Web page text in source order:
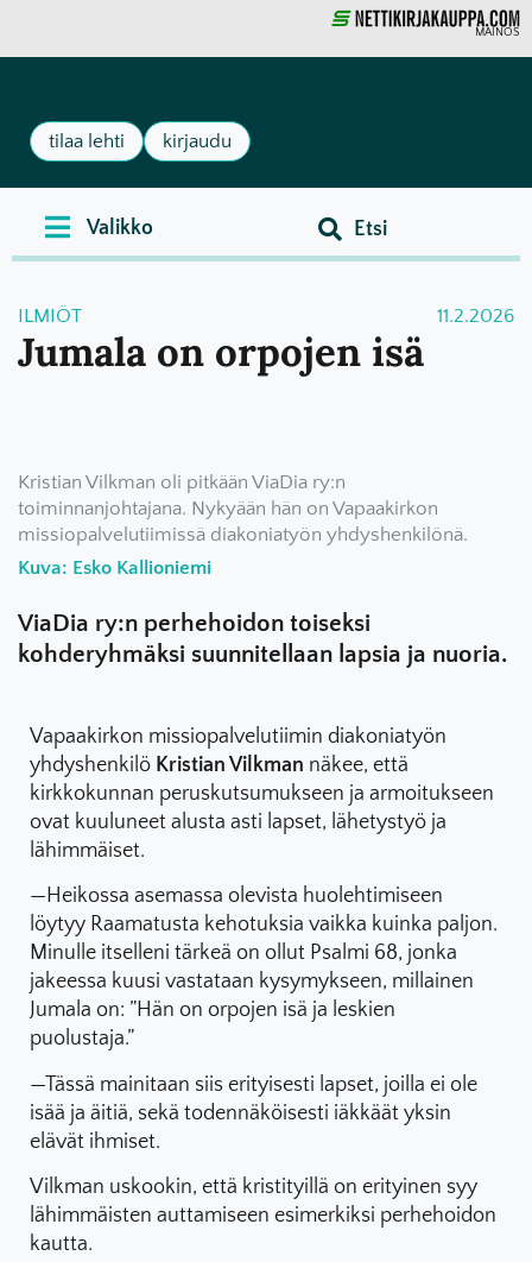
MAINOS
tilaa lehti kirjaudu
ILMIÖT 11.2.2026
Jumala on orpojen isä
Kristian Vilkman oli pitkään ViaDia ry:n
toiminnanjohtajana. Nykyään hän on Vapaakirkon
missiopalvelutiimissä diakoniatyön yhdyshenkilönä.
Kuva: Esko Kallioniemi
ViaDia ry:n perhehoidon toiseksi
kohderyhmäksi suunnitellaan lapsia ja nuoria.
Vapaakirkon missiopalvelutiimin diakoniatyön
yhdyshenkilö Kristian Vilkman näkee, että
kirkkokunnan peruskutsumukseen ja armoitukseen
ovat kuuluneet alusta asti lapset, lähetystyö ja
lähimmäiset.
—Heikossa asemassa olevista huolehtimiseen
löytyy Raamatusta kehotuksia vaikka kuinka paljon.
Minulle itselleni tärkeä on ollut Psalmi 68, jonka
jakeessa kuusi vastataan kysymykseen, millainen
Jumala on: ”Hän on orpojen isä ja leskien
puolustaja.”
—Tässä mainitaan siis erityisesti lapset, joilla ei ole
isää ja äitiä, sekä todennäköisesti iäkkäät yksin
elävät ihmiset.
Vilkman uskookin, että kristityillä on erityinen syy
lähimmäisten auttamiseen esimerkiksi perhehoidon
kautta.